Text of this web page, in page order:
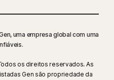
uma empresa global com uma
os direitos reservados. As
Gen são propriedade da